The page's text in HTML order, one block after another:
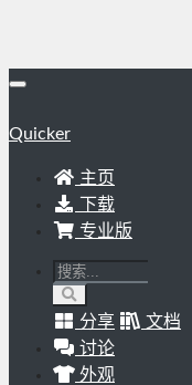
Quicker
主页
下载
专业版
分享
文档
讨论
外观